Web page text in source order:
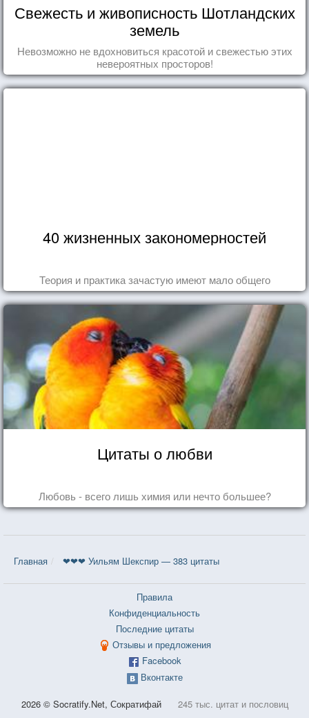
Свежесть и живописность Шотландских
земель
Невозможно не вдохновиться красотой и свежестью этих
невероятных просторов!
40 жизненных закономерностей
Теория и практика зачастую имеют мало общего
Цитаты о любви
Любовь - всего лишь химия или нечто большее?
Главная ❤❤❤ Уильям Шекспир — 383 цитаты
Правила
Конфиденциальность
Последние цитаты
Отзывы и предложения
Facebook
Вконтакте
2026 © Socratify.Net, Сократифай 245 тыс. цитат и пословиц